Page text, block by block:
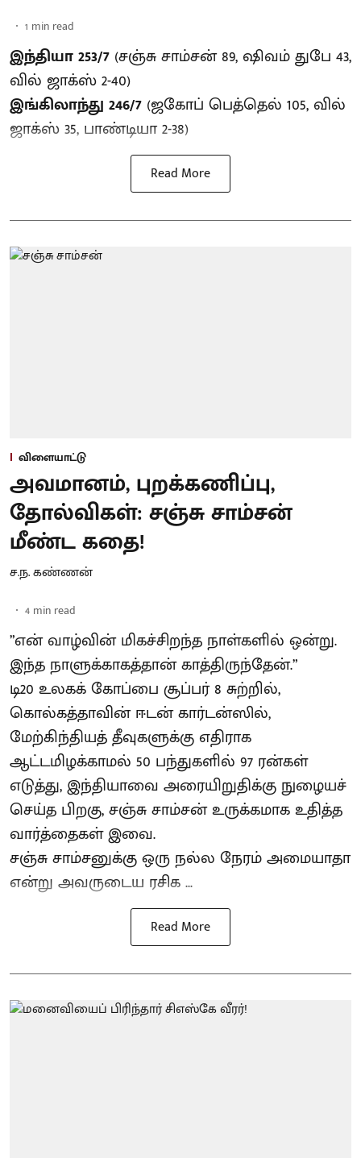
1 min read
இந்தியா 253/7 (சஞ்சு சாம்சன் 89, ஷிவம் துபே 43,
வில் ஜாக்ஸ் 2-40)
இங்கிலாந்து 246/7 (ஜகோப் பெத்தெல் 105, வில்
ஜாக்ஸ் 35, பாண்டியா 2-38)
Read More
விளையாட்டு
அவமானம், புறக்கணிப்பு,
தோல்விகள்: சஞ்சு சாம்சன்
மீண்ட கதை!
ச.ந. கண்ணன்
4 min read
”என் வாழ்வின் மிகச்சிறந்த நாள்களில் ஒன்று.
இந்த நாளுக்காகத்தான் காத்திருந்தேன்.”
டி20 உலகக் கோப்பை சூப்பர் 8 சுற்றில்,
கொல்கத்தாவின் ஈடன் கார்டன்ஸில்,
மேற்கிந்தியத் தீவுகளுக்கு எதிராக
ஆட்டமிழக்காமல் 50 பந்துகளில் 97 ரன்கள்
எடுத்து, இந்தியாவை அரையிறுதிக்கு நுழையச்
செய்த பிறகு, சஞ்சு சாம்சன் உருக்கமாக உதித்த
வார்த்தைகள் இவை.
சஞ்சு சாம்சனுக்கு ஒரு நல்ல நேரம் அமையாதா
என்று அவருடைய ரசிக ...
Read More